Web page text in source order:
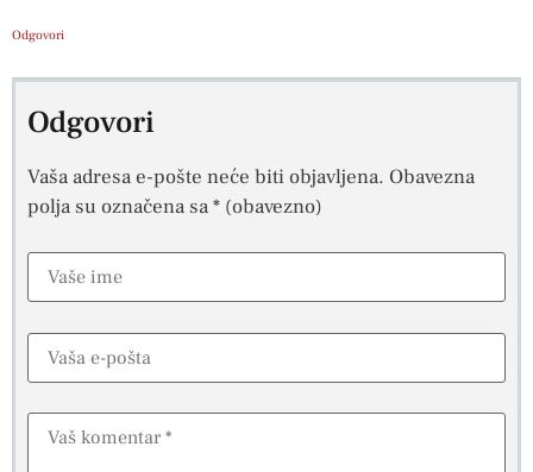
Odgovori
Odgovori
Vaša adresa e-pošte neće biti objavljena. Obavezna
polja su označena sa* (obavezno)